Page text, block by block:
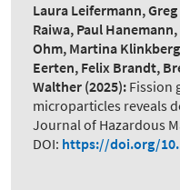
Laura Leifermann,
Raiwa, Paul
Ohm, Martina
Eerten, Felix Brandt,
Walther (2025): Fission
microparticles reveals
Journal of Hazardous
DOI: https://doi.org/